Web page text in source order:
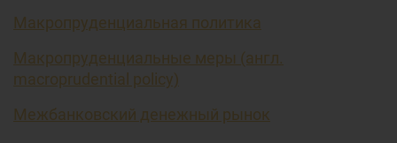
Макропруденциальная политика
Макропруденциальные меры (англ.
macroprudential policy)
Межбанковский денежный рынок